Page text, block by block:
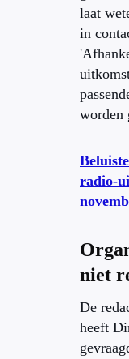
laat
in
worden
radio-
niet
De
heeft